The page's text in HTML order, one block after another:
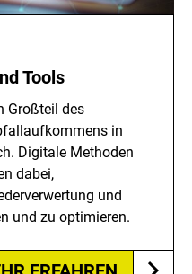
Tools
Großteil des
in
Digitale Methoden
dabei,
und
und zu optimieren.